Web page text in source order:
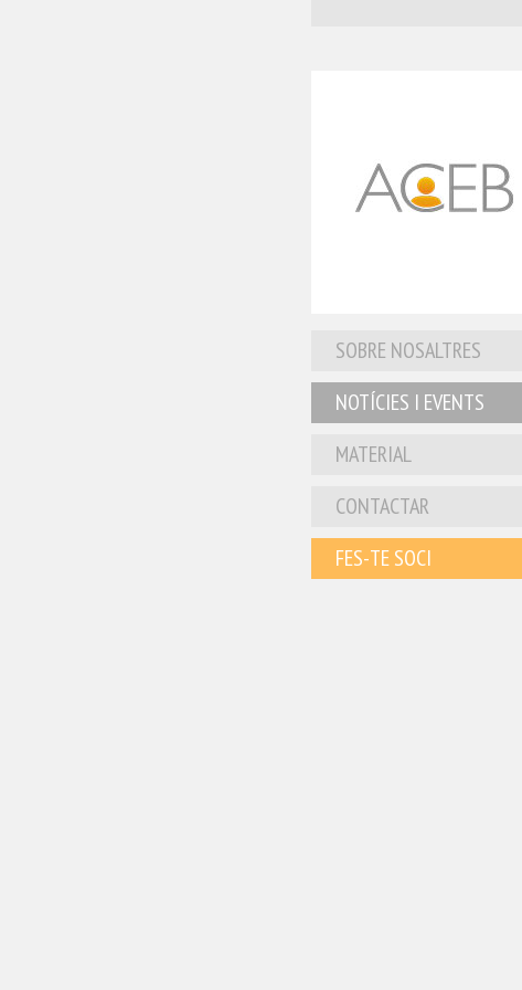
SOBRE NOSALTRES
NOTÍCIES I EVENTS
MATERIAL
CONTACTAR
FES-TE SOCI